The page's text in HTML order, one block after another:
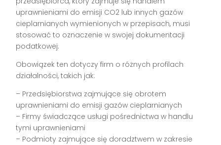
uprawnieniami do emisji CO2 lub innych gazów
cieplarnianych wymienionych w przepisach, musi
stosować to oznaczenie w swojej dokumentacji
podatkowej.
Obowiązek ten dotyczy firm o różnych profilach
działalności, takich jak:
– Przedsiębiorstwa zajmujące się obrotem
uprawnieniami do emisji gazów cieplarnianych
– Firmy świadczące usługi pośrednictwa w handlu
tymi uprawnieniami
– Podmioty zajmujące się doradztwem w zakresie